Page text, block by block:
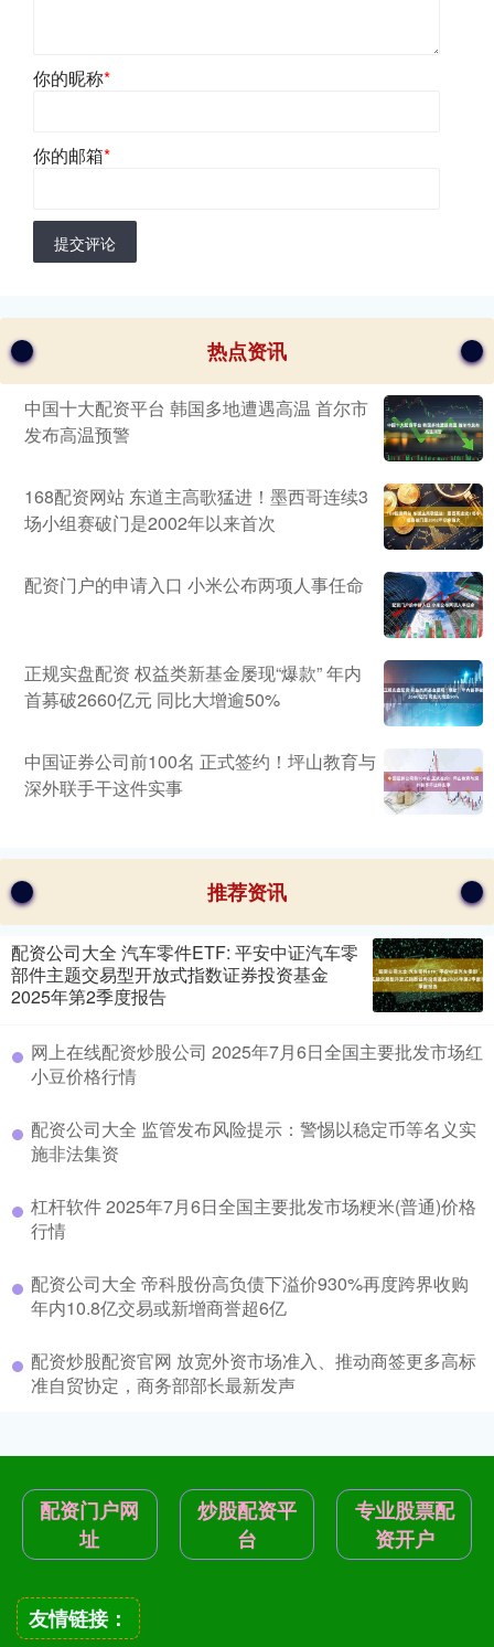
你的昵称*
你的邮箱*
提交评论
热点资讯
中国十大配资平台 韩国多地遭遇高温 首尔市
发布高温预警
168配资网站 东道主高歌猛进！墨西哥连续3
场小组赛破门是2002年以来首次
配资门户的申请入口 小米公布两项人事任命
正规实盘配资 权益类新基金屡现“爆款” 年内
首募破2660亿元 同比大增逾50%
中国证券公司前100名 正式签约！坪山教育与
深外联手干这件实事
推荐资讯
配资公司大全 汽车零件ETF: 平安中证汽车零
部件主题交易型开放式指数证券投资基金
2025年第2季度报告
网上在线配资炒股公司 2025年7月6日全国主要批发市场红
小豆价格行情
配资公司大全 监管发布风险提示：警惕以稳定币等名义实
施非法集资
杠杆软件 2025年7月6日全国主要批发市场粳米(普通)价格
行情
配资公司大全 帝科股份高负债下溢价930%再度跨界收购
年内10.8亿交易或新增商誉超6亿
配资炒股配资官网 放宽外资市场准入、推动商签更多高标
准自贸协定，商务部部长最新发声
配资门户网
址
炒股配资平
台
专业股票配
资开户
友情链接：